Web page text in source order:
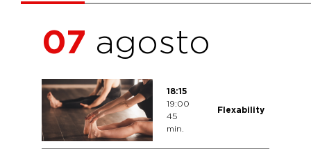
07 agosto
18:15
19:00
45
min.
Flexability